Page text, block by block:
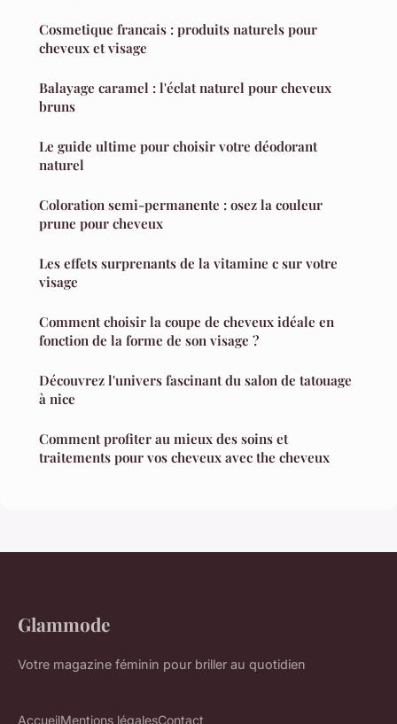
Cosmetique francais : produits naturels pour
cheveux et visage
Balayage caramel : l'éclat naturel pour cheveux
bruns
Le guide ultime pour choisir votre déodorant
naturel
Coloration semi-permanente : osez la couleur
prune pour cheveux
Les effets surprenants de la vitamine c sur votre
visage
Comment choisir la coupe de cheveux idéale en
fonction de la forme de son visage ?
Découvrez l'univers fascinant du salon de tatouage
à nice
Comment profiter au mieux des soins et
traitements pour vos cheveux avec the cheveux
Glammode
Votre magazine féminin pour briller au quotidien
AccueilMentions légalesContact